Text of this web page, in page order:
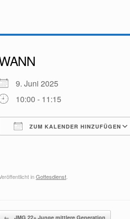
9. Juni 2025
10:00 - 11:15
ZUM KALENDER HINZUFÜGEN
inGottesdienst.
Beitragsnavigation
← JMG 22+ Junge mittlere Generation